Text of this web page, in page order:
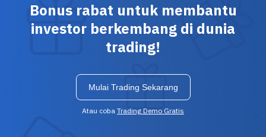
Bonus rabat untuk membantu
investor berkembang di dunia
trading!
Mulai Trading Sekarang
Atau coba Trading Demo Gratis